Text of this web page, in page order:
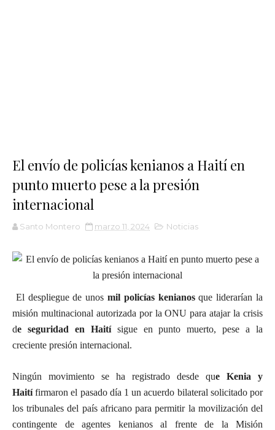
El envío de policías kenianos a Haití en
punto muerto pese a la presión
internacional
Santo Montero marzo 11, 2024 Noticias
El despliegue de unos mil policías kenianosque liderarían la
misión multinacional autorizada por la ONU para atajar la crisis
de seguridad en Haitísigue en punto muerto, pese a la
creciente presión internacional.
Ningún movimiento se ha registrado desde que Kenia y
Haitífirmaron el pasado día 1 un acuerdo bilateral solicitado por
los tribunales del país africano para permitir la movilización del
contingente de agentes kenianos al frente de la Misión